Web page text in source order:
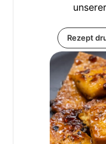
Rezept